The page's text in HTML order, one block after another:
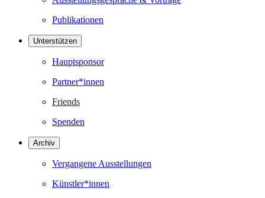
Publikationen
Unterstützen
Hauptsponsor
Partner*innen
Friends
Spenden
Archiv
Vergangene Ausstellungen
Künstler*innen